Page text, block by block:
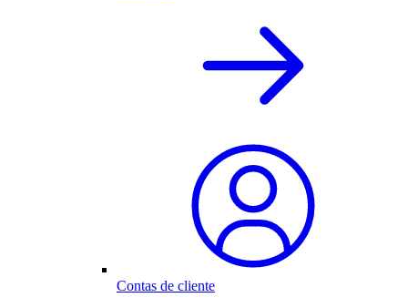
Contas de cliente